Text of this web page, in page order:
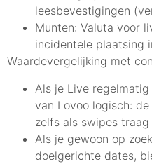
leesbevestigingen
Munten: Valuta voor
incidentele plaatsing
Waardevergelijking met
Als je Live
van Lovoo logisch:
zelfs als swipes traag
Als je gewoon op
doelgerichte dates,